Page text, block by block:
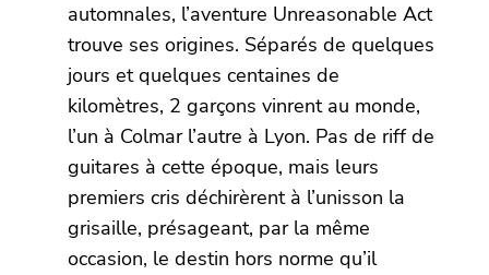
automnales, l’aventure Unreasonable Act
trouve ses origines. Séparés de quelques
jours et quelques centaines de
kilomètres, 2 garçons vinrent au monde,
l’un à Colmar l’autre à Lyon. Pas de riff de
guitares à cette époque, mais leurs
premiers cris déchirèrent à l’unisson la
grisaille, présageant, par la même
occasion, le destin hors norme qu’il